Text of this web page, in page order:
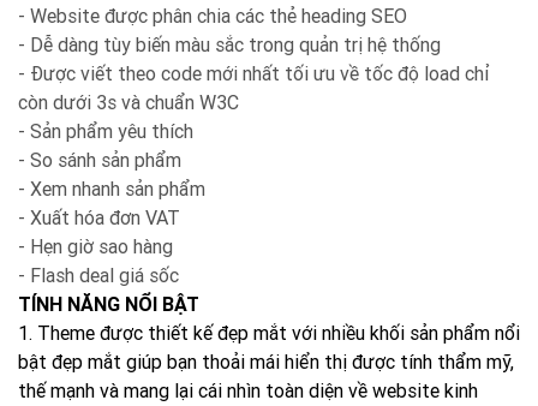
- Website được phân chia các thẻ heading SEO
- Dễ dàng tùy biến màu sắc trong quản trị hệ thống
- Được viết theo code mới nhất tối ưu về tốc độ load chỉ
còn dưới 3s và chuẩn W3C
- Sản phẩm yêu thích
- So sánh sản phẩm
- Xem nhanh sản phẩm
- Xuất hóa đơn VAT
- Hẹn giờ sao hàng
- Flash deal giá sốc
TÍNH NĂNG NỔI BẬT
1. Theme được thiết kế đẹp mắt với nhiều khối sản phẩm nổi
bật đẹp mắt giúp bạn thoải mái hiển thị được tính thẩm mỹ,
thế mạnh và mang lại cái nhìn toàn diện về website kinh